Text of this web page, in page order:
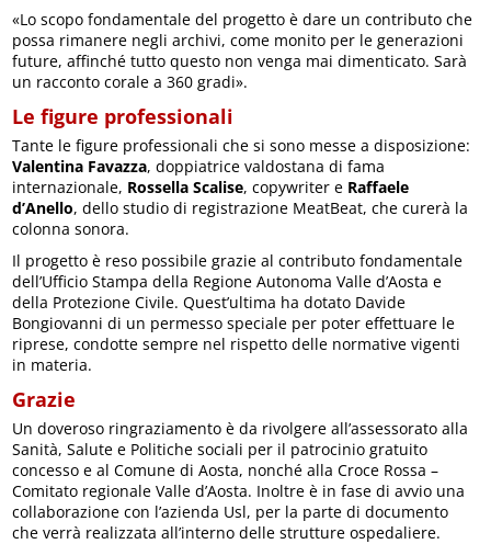
«Lo scopo fondamentale del progetto è dare un contributo che
possa rimanere negli archivi, come monito per le generazioni
future, affinché tutto questo non venga mai dimenticato. Sarà
un racconto corale a 360 gradi».
Le figure professionali
Tante le figure professionali che si sono messe a disposizione:
Valentina Favazza, doppiatrice valdostana di fama
internazionale, Rossella Scalise, copywriter e Raffaele
d’Anello, dello studio di registrazione MeatBeat, che curerà la
colonna sonora.
Il progetto è reso possibile grazie al contributo fondamentale
dell’Ufficio Stampa della Regione Autonoma Valle d’Aosta e
della Protezione Civile. Quest’ultima ha dotato Davide
Bongiovanni di un permesso speciale per poter effettuare le
riprese, condotte sempre nel rispetto delle normative vigenti
in materia.
Grazie
Un doveroso ringraziamento è da rivolgere all’assessorato alla
Sanità, Salute e Politiche sociali per il patrocinio gratuito
concesso e al Comune di Aosta, nonché alla Croce Rossa –
Comitato regionale Valle d’Aosta. Inoltre è in fase di avvio una
collaborazione con l’azienda Usl, per la parte di documento
che verrà realizzata all’interno delle strutture ospedaliere.